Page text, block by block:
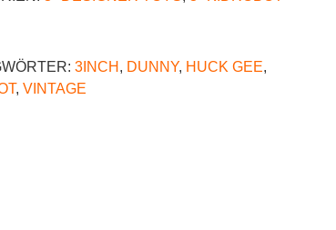
3INCH , DUNNY, HUCK GEE,
, VINTAGE